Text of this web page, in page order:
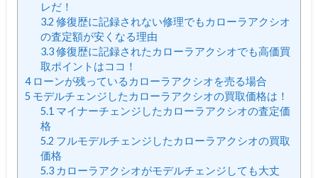
レだ！
3.2 修復歴に記録されない修理でもカローラアクシオ
の査定額が安くなる理由
3.3修復歴に記録されたカローラアクシオでも高価買
取ポイントはココ！
4ローンが残っているカローラアクシオを売る場合
5 モデルチェンジしたカローラアクシオの買取価格は！
5.1 マイナーチェンジしたカローラアクシオの査定価
格
5.2 フルモデルチェンジしたカローラアクシオの買取
価格
5.3カローラアクシオがモデルチェンジしても大丈